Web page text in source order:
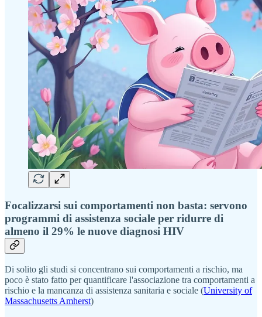
Focalizzarsi sui comportamenti non basta: servono
programmi di assistenza sociale per ridurre di
almeno il 29% le nuove diagnosi HIV
Di solito gli studi si concentrano sui comportamenti a rischio, ma
poco è stato fatto per quantificare l'associazione tra comportamenti a
rischio e la mancanza di assistenza sanitaria e sociale (University of
Massachusetts Amherst)